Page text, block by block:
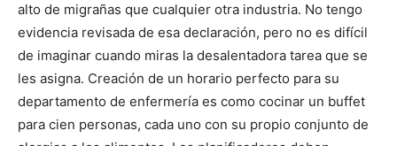
alto de migrañas que cualquier otra industria. No tengo
evidencia revisada de esa declaración, pero no es difícil
de imaginar cuando miras la desalentadora tarea que se
les asigna. Creación de un horario perfecto para su
departamento de enfermería es como cocinar un buffet
para cien personas, cada uno con su propio conjunto de